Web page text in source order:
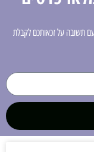
תשובה על זכאותכם לקבלת